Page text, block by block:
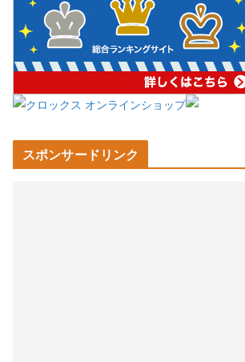
スポンサードリンク